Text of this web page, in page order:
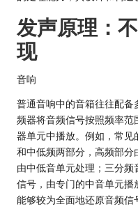
发声原理：
现
音响
普通音响中的音箱往往配
频器将音频信号按照频率
器单元中播放。例如，常
和中低频两部分，高频部
由中低音单元处理；三分
信号，由专门的中音单元
能够较为全面地还原音频信